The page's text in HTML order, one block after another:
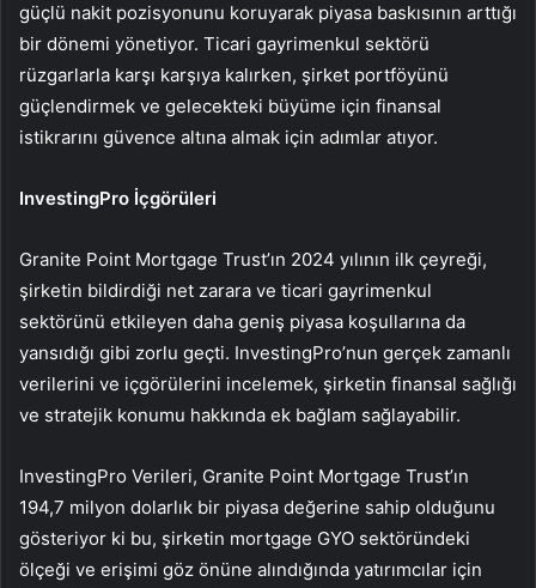
güçlü nakit pozisyonunu koruyarak piyasa baskısının arttığı
bir dönemi yönetiyor. Ticari gayrimenkul sektörü
rüzgarlarla karşı karşıya kalırken, şirket portföyünü
güçlendirmek ve gelecekteki büyüme için finansal
istikrarını güvence altına almak için adımlar atıyor.
InvestingPro İçgörüleri
Granite Point Mortgage Trust’ın 2024 yılının ilk çeyreği,
şirketin bildirdiği net zarara ve ticari gayrimenkul
sektörünü etkileyen daha geniş piyasa koşullarına da
yansıdığı gibi zorlu geçti. InvestingPro’nun gerçek zamanlı
verilerini ve içgörülerini incelemek, şirketin finansal sağlığı
ve stratejik konumu hakkında ek bağlam sağlayabilir.
InvestingPro Verileri, Granite Point Mortgage Trust’ın
194,7 milyon dolarlık bir piyasa değerine sahip olduğunu
gösteriyor ki bu, şirketin mortgage GYO sektöründeki
ölçeği ve erişimi göz önüne alındığında yatırımcılar için